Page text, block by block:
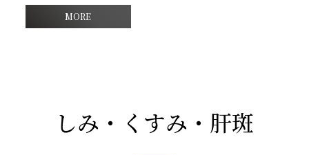
MORE
しみ・くすみ・肝斑